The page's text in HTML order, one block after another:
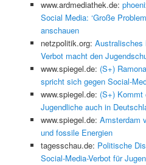
www.ardmediathek.de:
Social Media: ‘Große
anschauen
netzpolitik.org: Australisches
Verbot macht den
www.spiegel.de: (S+)
spricht sich gegen Social-
www.spiegel.de: (S+) Kommt
Jugendliche auch in
www.spiegel.de: Amsterdam
und fossile Energien
tagesschau.de: Politische
Social-Media-Verbot für